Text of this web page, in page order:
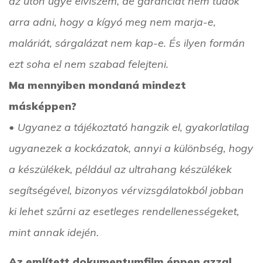
arra adni, hogy a kígyó meg nem marja-e,
maláriát, sárgalázat nem kap-e. És ilyen formán
ezt soha el nem szabad felejteni.
Ma mennyiben mondaná mindezt
másképpen?
• Ugyanez a tájékoztató hangzik el, gyakorlatilag
ugyanezek a kockázatok, annyi a különbség, hogy
a készülékek, például az ultrahang készülékek
segítségével, bizonyos vérvizsgálatokból jobban
ki lehet szűrni az esetleges rendellenességeket,
mint annak idején.